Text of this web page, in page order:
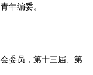
年编委。
委员，第十三届、第